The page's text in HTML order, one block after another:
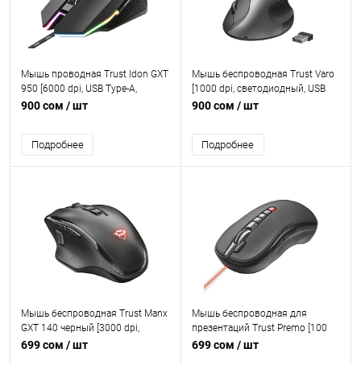
Мышь проводная Trust Idon GXT
950 [6000 dpi, USB Type-A,
кнопки - 6]
900 сом / шт
Подробнее
Мышь беспроводная Trust Varo
[1000 dpi, светодиодный, USB
Type-A, кнопки - 5]
900 сом / шт
Подробнее
Мышь беспроводная Trust Manx
GXT 140 черный [3000 dpi,
светодиодный, USB Type-A,
699 сом / шт
Мышь беспроводная для
презентаций Trust Premo [100
dpi, лазерный, USB Type-A,
699 сом / шт